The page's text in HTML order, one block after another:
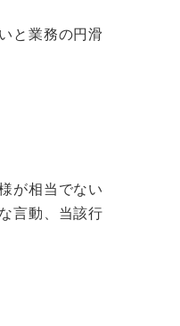
と業務の円滑
が相当でない
言動、当該行